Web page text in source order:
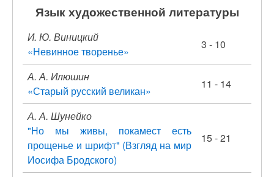
Язык художественной литературы
И. Ю. Виницкий
«Невинное творенье»
3 - 10
А. А. Илюшин
«Старый русский великан»
11 - 14
А. А. Шунейко
"Но мы живы, покамест есть
прощенье и шрифт" (Взгляд на мир
Иосифа Бродского)
15 - 21